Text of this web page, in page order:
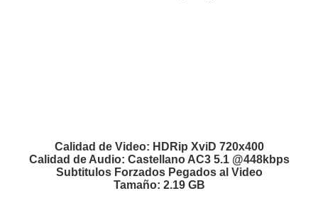
Calidad de Video: HDRip XviD 720x400
Calidad de Audio: Castellano AC3 5.1 @448kbps
Subtitulos Forzados Pegados al Video
Tamaño: 2.19 GB